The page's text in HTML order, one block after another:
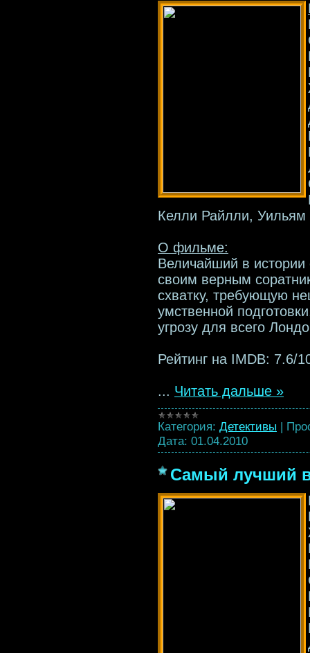
Келли Райлли,
О фильме:
Величайший в
своим верным
схватку, требующую
умственной
угрозу для всего
Рейтинг на IMDB: 7.6/
... Читать дальше »
Категория: Детективы |
Дата: 01.04.2010
Самый лучший